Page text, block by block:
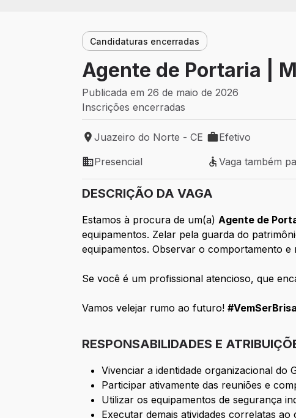
Candidaturas encerradas
Agente de Portaria |
Publicada em 26 de maio de 2026
Inscrições encerradas
Local de trabalho: Juazeiro do Norte - CE
Juazeiro do Norte - CE
Tipo de vaga:
Efetivo
Modelo de trabalho: Presencial
Presencial
Vaga também para
Vaga também
DESCRIÇÃO DA VAGA
Estamos à procura de um(a)Agente de
equipamentos. Zelar pela guarda do
equipamentos. Observar o comportamento
Se você é um profissional atencioso, que
Vamos velejar rumo ao futuro!
RESPONSABILIDADES E
Vivenciar a identidade organizacional do
Participar ativamente das reuniões e
Utilizar os equipamentos de segurança
Executar demais atividades correlatas